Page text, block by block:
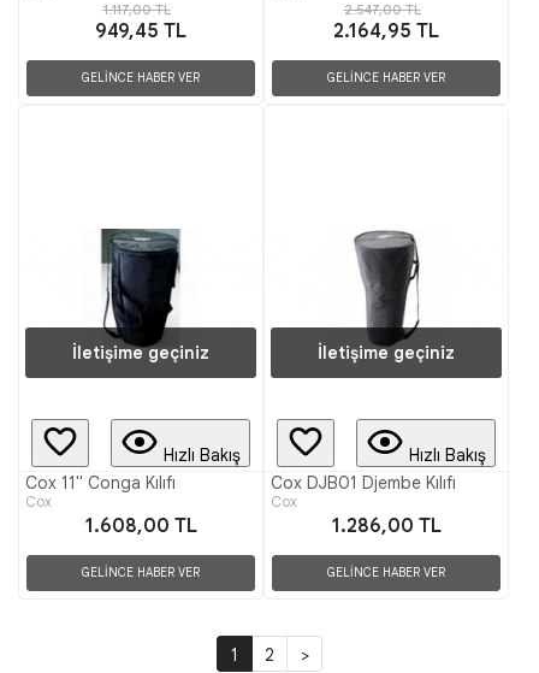
1.117,00 TL
949,45 TL
GELİNCE HABER VER
2.547,00 TL
2.164,95 TL
GELİNCE HABER VER
İletişime geçiniz
Hızlı Bakış
Cox 11" Conga Kılıfı
Cox
1.608,00 TL
GELİNCE HABER VER
İletişime geçiniz
Hızlı Bakış
Cox DJB01 Djembe Kılıfı
Cox
1.286,00 TL
GELİNCE HABER VER
1 2 >